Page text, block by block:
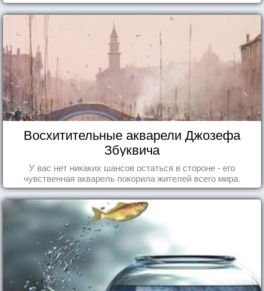
Восхитительные акварели Джозефа
Збуквича
У вас нет никаких шансов остаться в стороне - его
чувственная акварель покорила жителей всего мира.